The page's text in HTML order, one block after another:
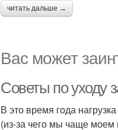
читать дальше →
Вас может
Советы по уходу
В это время года
(из-за чего мы чаще моем